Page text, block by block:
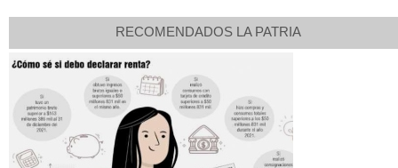
RECOMENDADOS LA PATRIA